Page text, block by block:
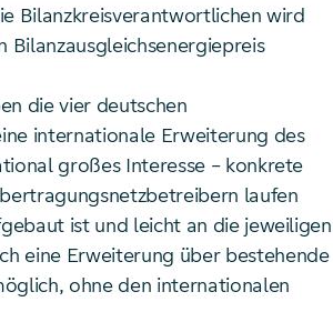
Bilanzkreisverantwortlichen wird
Bilanzausgleichsenergiepreis
die vier deutschen
internationale Erweiterung des
großes Interesse – konkrete
laufen
ist und leicht an die jeweiligen
eine Erweiterung über bestehende
ohne den internationalen